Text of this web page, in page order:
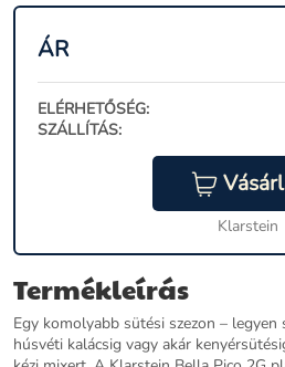
ÁR
ELÉRHETŐSÉG:
SZÁLLÍTÁS:
Klarstein
Termékleírás
Egy komolyabb sütési szezon – legyen
húsvéti kalácsig vagy akár